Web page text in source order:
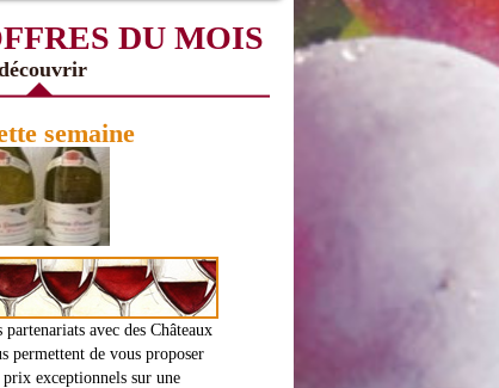
DU MOIS
semaine
partenariats avec des Châteaux
permettent de vous proposer
prix exceptionnels sur une